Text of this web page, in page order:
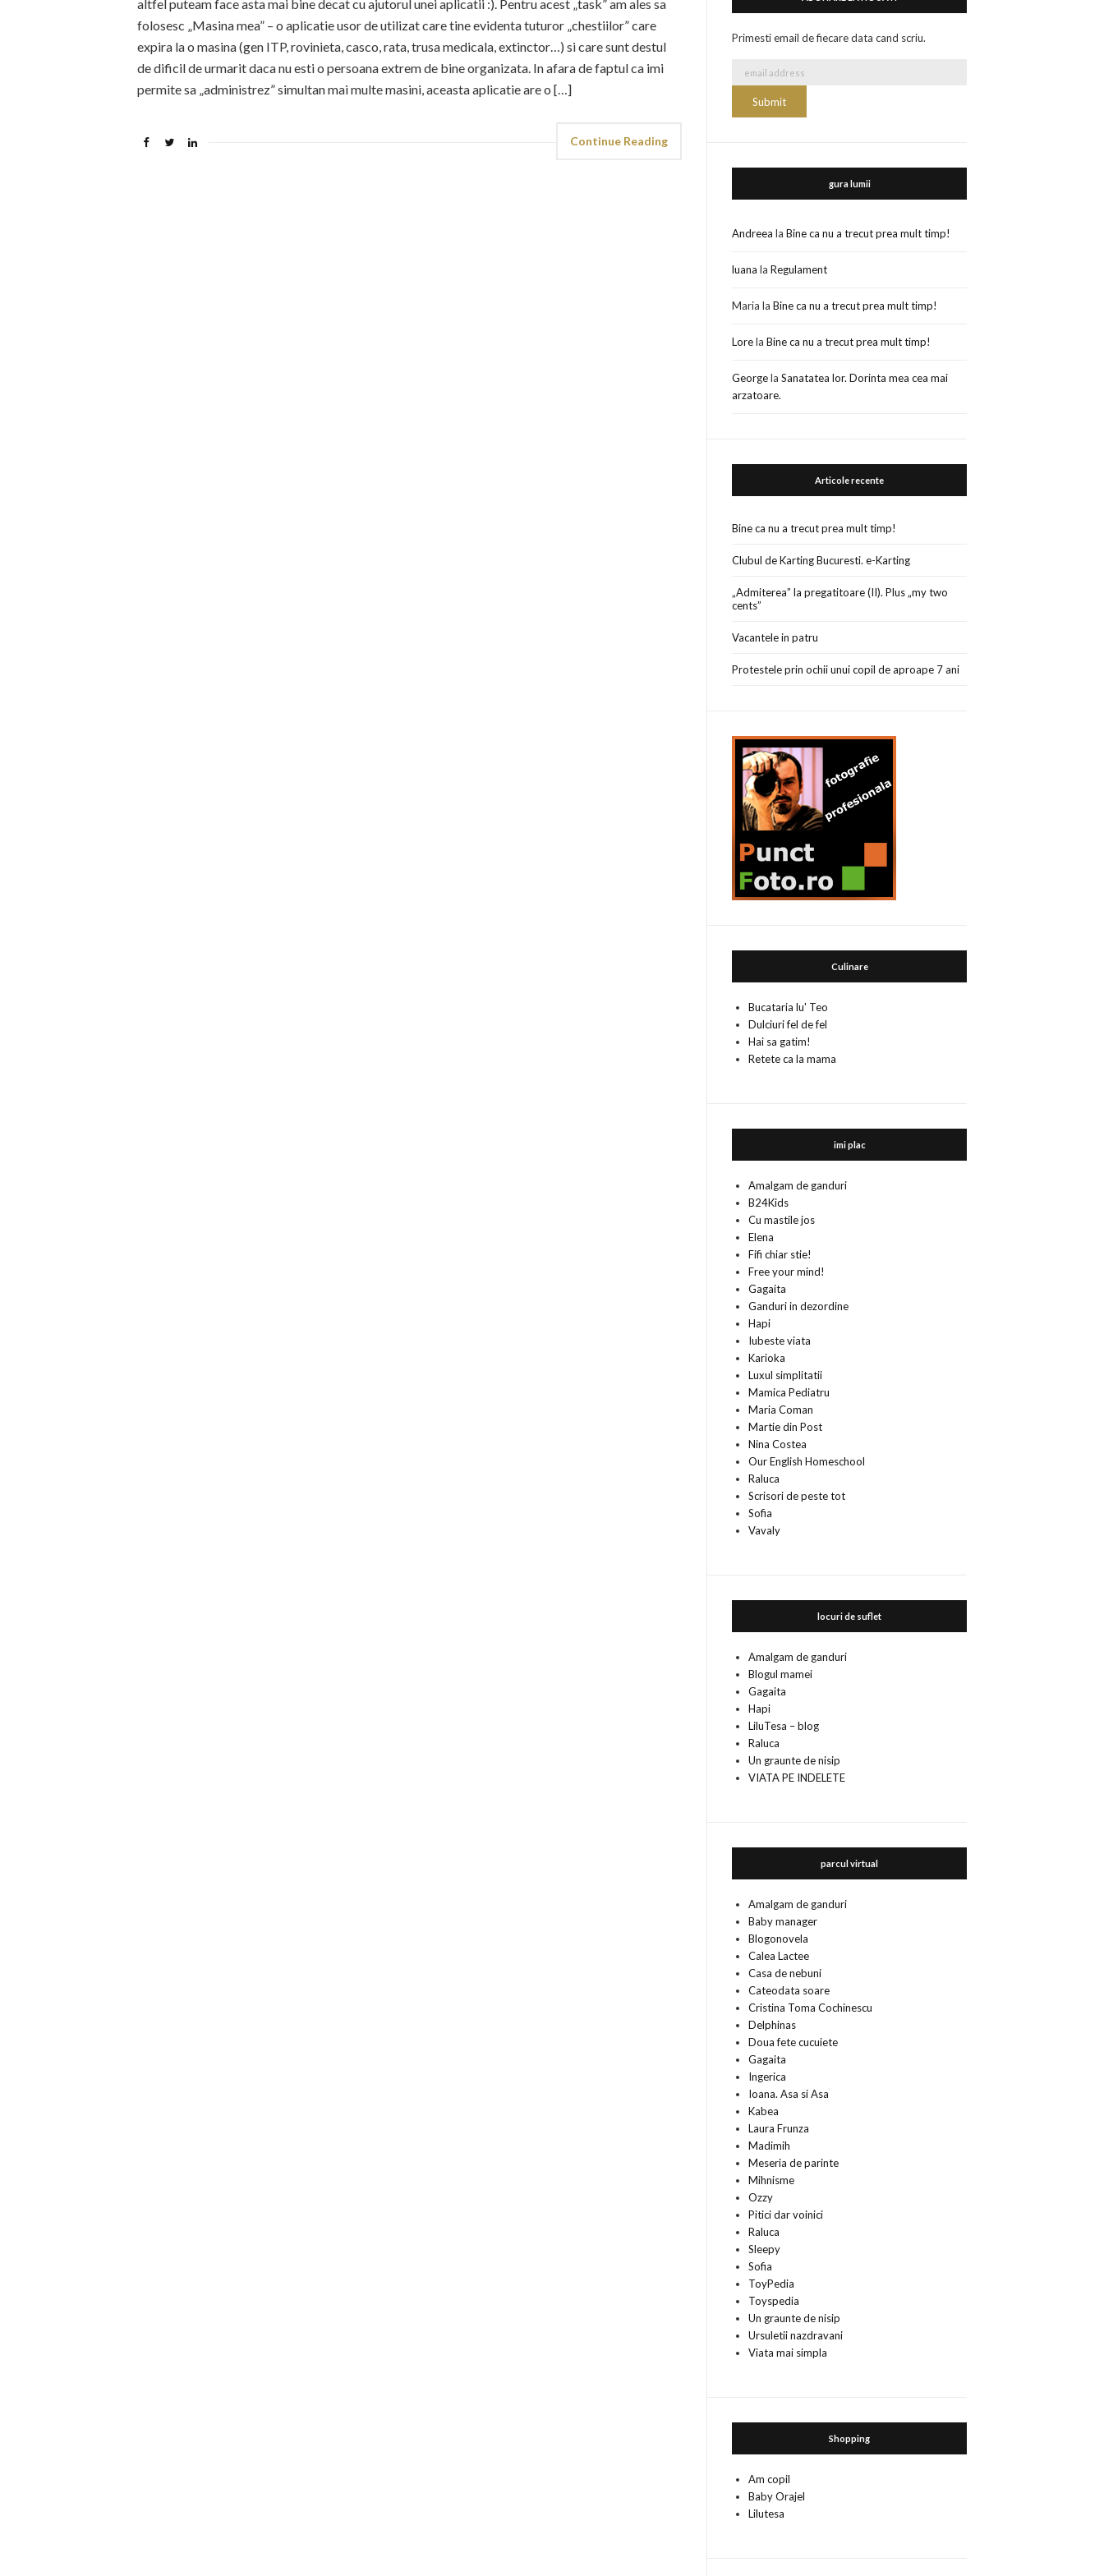
altfel puteam face asta mai bine decat cu ajutorul unei aplicatii :). Pentru acest „task” am ales sa
folosesc „Masina mea” – o aplicatie usor de utilizat care tine evidenta tuturor „chestiilor” care
expira la o masina (gen ITP, rovinieta, casco, rata, trusa medicala, extinctor…) si care sunt destul
de dificil de urmarit daca nu esti o persoana extrem de bine organizata. In afara de faptul ca imi
permite sa „administrez” simultan mai multe masini, aceasta aplicatie are o […]
Continue Reading
Primesti email de fiecare data cand scriu.
gura lumii
Andreea laBine ca nu a trecut prea mult timp!
luana laRegulament
Maria laBine ca nu a trecut prea mult timp!
LorelaBine ca nu a trecut prea mult timp!
GeorgelaSanatatea lor. Dorinta mea cea mai
arzatoare.
Articole recente
Bine ca nu a trecut prea mult timp!
Clubul de Karting Bucuresti. e-Karting
„Admiterea” la pregatitoare (II). Plus „my two
cents”
Vacantele in patru
Protestele prin ochii unui copil de aproape 7 ani
Culinare
Bucataria lu' Teo
Dulciuri fel de fel
Hai sa gatim!
Retete ca la mama
imi plac
Amalgam de ganduri
B24Kids
Cu mastile jos
Elena
Fifi chiar stie!
Free your mind!
Gagaita
Ganduri in dezordine
Hapi
Iubeste viata
Karioka
Luxul simplitatii
Mamica Pediatru
Maria Coman
Martie din Post
Nina Costea
Our English Homeschool
Raluca
Scrisori de peste tot
Sofia
Vavaly
locuri de suflet
Amalgam de ganduri
Blogul mamei
Gagaita
Hapi
LiluTesa – blog
Raluca
Un graunte de nisip
VIATA PE INDELETE
parcul virtual
Amalgam de ganduri
Baby manager
Blogonovela
Calea Lactee
Casa de nebuni
Cateodata soare
Cristina Toma Cochinescu
Delphinas
Doua fete cucuiete
Gagaita
Ingerica
Ioana. Asa si Asa
Kabea
Laura Frunza
Madimih
Meseria de parinte
Mihnisme
Ozzy
Pitici dar voinici
Raluca
Sleepy
Sofia
ToyPedia
Toyspedia
Un graunte de nisip
Ursuletii nazdravani
Viata mai simpla
Shopping
Am copil
Baby Orajel
Lilutesa